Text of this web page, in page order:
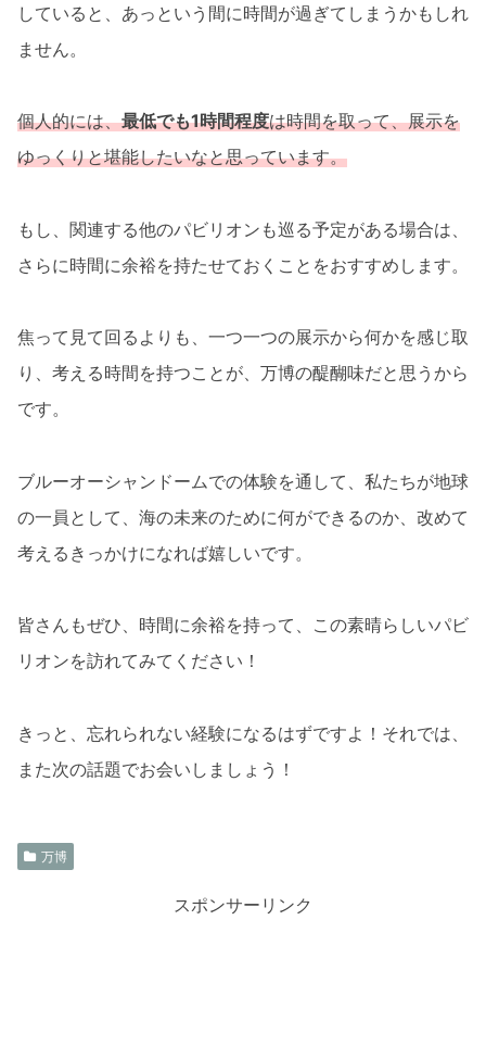
していると、あっという間に時間が過ぎてしまうかもしれ
ません。
個人的には、最低でも1時間程度は時間を取って、展示を
ゆっくりと堪能したいなと思っています。
もし、関連する他のパビリオンも巡る予定がある場合は、
さらに時間に余裕を持たせておくことをおすすめします。
焦って見て回るよりも、一つ一つの展示から何かを感じ取
り、考える時間を持つことが、万博の醍醐味だと思うから
です。
ブルーオーシャンドームでの体験を通して、私たちが地球
の一員として、海の未来のために何ができるのか、改めて
考えるきっかけになれば嬉しいです。
皆さんもぜひ、時間に余裕を持って、この素晴らしいパビ
リオンを訪れてみてください！
きっと、忘れられない経験になるはずですよ！それでは、
また次の話題でお会いしましょう！
万博
スポンサーリンク